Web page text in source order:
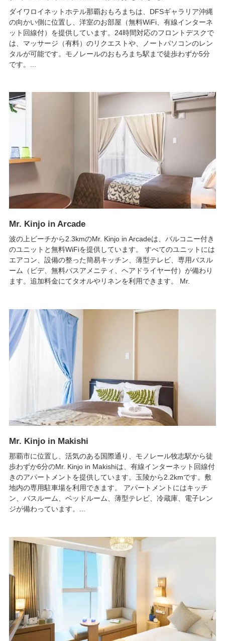
ダイワロイネットホテル那覇おもろまちは、DFSギャラリア沖縄
の向かい側に位置し、洋室のお部屋（無料WiFi、有線インターネ
ット回線付）を提供しています。24時間対応のフロントデスクで
は、マッサージ（有料）のリクエストや、ノートパソコンのレン
タルが可能です。モノレールのおもろまち駅まで徒歩わずか5分
です。...
Mr. Kinjo in Arcade
波の上ビーチから2.3kmのMr. Kinjo in Arcadeは、バルコニー付き
のユニットと無料WiFiを提供しています。 すべてのユニットには
エアコン、設備の整った簡易キッチン、薄型テレビ、専用バスル
ーム（ビデ、無料バスアメニティ、ヘアドライヤー付）が備わり
ます。追加料金にてタオルやリネンを利用できます。 Mr.
Mr. Kinjo in Makishi
那覇市に位置し、活気のある国際通り、モノレール牧志駅から徒
歩わずか6分のMr. Kinjo in Makishiは、有線インターネット回線付
きのアパートメントを提供しています。玉陵から2.2kmです。敷
地内の専用駐車場を利用できます。 アパートメントにはキッチ
ン、バスルーム、ベッドルーム、薄型テレビ、冷蔵庫、電子レン
ジが備わっています。...